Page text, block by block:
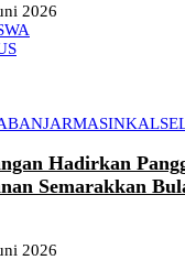
2026
BANJARMASIN
Hadirkan
Semarakkan
2026